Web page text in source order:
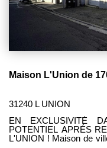
31240 L UNION
EN EXCLUSIVITÉ
POTENTIEL APRÉS
L'UNION ! Maison de ville 6 pièces de 170m² sur deux niveaux